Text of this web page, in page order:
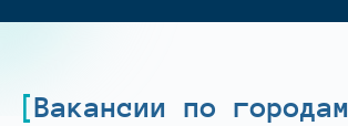
Вакансии по городам